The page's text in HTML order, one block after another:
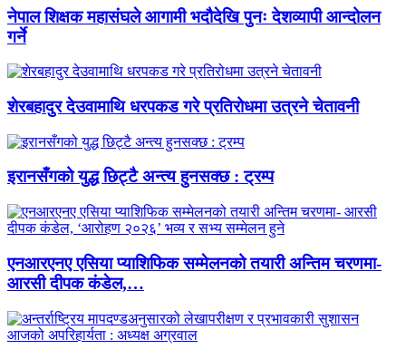
नेपाल शिक्षक महासंघले आगामी भदौदेखि पुनः देशव्यापी आन्दोलन
गर्ने
शेरबहादुर देउवामाथि धरपकड गरे प्रतिरोधमा उत्रने चेतावनी
इरानसँगको युद्ध छिट्टै अन्त्य हुनसक्छ : ट्रम्प
एनआरएनए एसिया प्याशिफिक सम्मेलनको तयारी अन्तिम चरणमा-
आरसी दीपक कंडेल,…